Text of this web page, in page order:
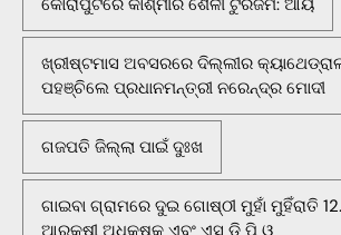
କୋରାପୁଟରେ କାଶ୍ମୀର ଶୈଳୀ ଟୁରିଜମ: ଆୟ
ଖ୍ରୀଷ୍ଟମାସ ଅବସରରେ ଦିଲ୍ଲୀର
ପହଞ୍ଚିଲେ ପ୍ରଧାନମନ୍ତ୍ରୀ ନରେନ୍ଦ୍ର ମୋଦୀ
ଗଜପତି ଜିଲ୍ଲା ପାଇଁ ଦୁଃଖ
ଗାଇବା ଗ୍ରାମରେ ଦୁଇ ଗୋଷ୍ଠୀ ମୁହାଁ ମୁହିଁରାତି